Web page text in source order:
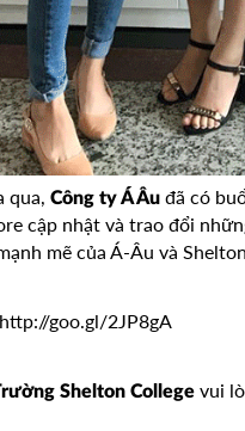
Công ty Á Âu đã có
cập nhật và trao đổi
mẽ của Á-Âu và
http://goo.gl/2JP8gA
Shelton College vui